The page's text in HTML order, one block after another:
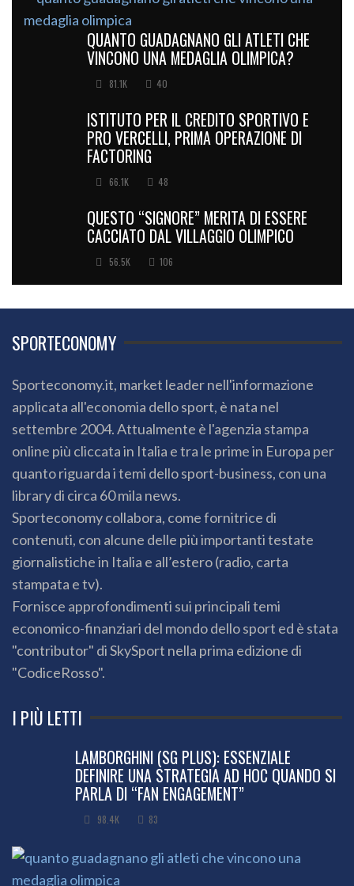
QUANTO GUADAGNANO GLI ATLETI CHE
VINCONO UNA MEDAGLIA OLIMPICA?
81.1K 40
ISTITUTO PER IL CREDITO SPORTIVO E
PRO VERCELLI, PRIMA OPERAZIONE DI
FACTORING
66.1K 48
QUESTO “SIGNORE” MERITA DI ESSERE
CACCIATO DAL VILLAGGIO OLIMPICO
56.5K 106
SPORTECONOMY
Sporteconomy.it, market leader nell'informazione
applicata all'economia dello sport, è nata nel
settembre 2004. Attualmente è l'agenzia stampa
online più cliccata in Italia e tra le prime in Europa per
quanto riguarda i temi dello sport-business, con una
library di circa 60 mila news.
Sporteconomy collabora, come fornitrice di
contenuti, con alcune delle più importanti testate
giornalistiche in Italia e all’estero (radio, carta
stampata e tv).
Fornisce approfondimenti sui principali temi
economico-finanziari del mondo dello sport ed è stata
"contributor" di SkySport nella prima edizione di
"CodiceRosso".
I PIÙ LETTI
LAMBORGHINI (SG PLUS): ESSENZIALE
DEFINIRE UNA STRATEGIA AD HOC QUANDO SI
PARLA DI “FAN ENGAGEMENT”
98.4K 83